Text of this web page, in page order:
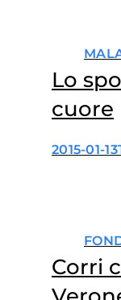
Lo
cuore
2015-01-
Corri